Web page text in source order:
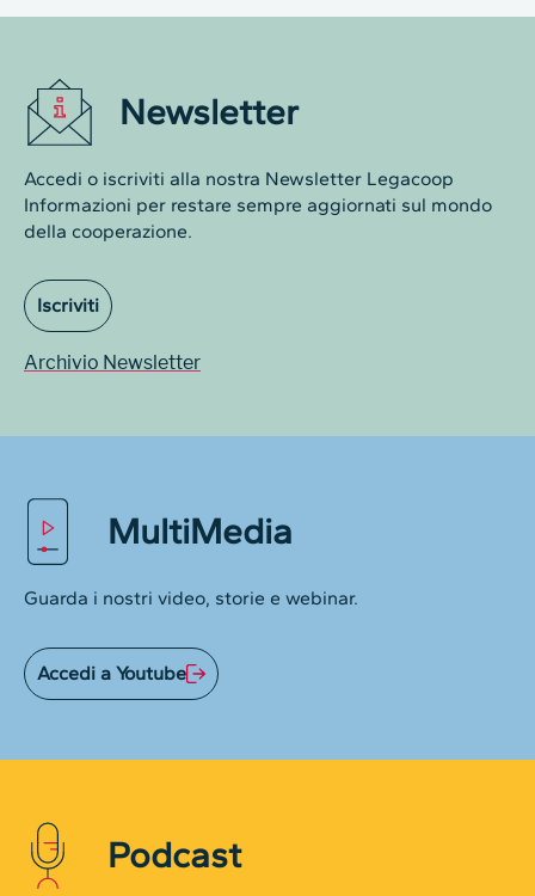
Newsletter
Accedi o iscriviti alla nostra Newsletter Legacoop
Informazioni per restare sempre aggiornati sul mondo
della cooperazione.
Iscriviti
Archivio Newsletter
MultiMedia
Guarda i nostri video, storie e webinar.
Accedi a Youtube
Podcast